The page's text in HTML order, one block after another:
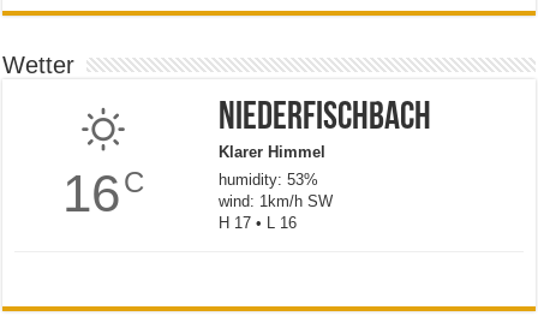
Wetter
16C
Niederfischbach
Klarer Himmel
humidity: 53%
wind: 1km/h SW
H 17 • L 16